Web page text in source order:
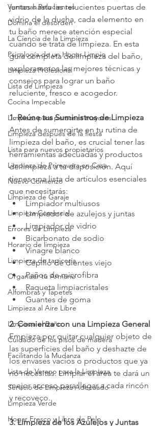
Ventanas Relucientes
Domina el desorden
La Ciencia de la Limpieza
Psicología de un Hogar Limpio
Limpieza Profesional
Lista de Limpieza
Cocina Impecable
Limpieza para personas mayores
Limpieza después de la fiesta
Lista para nuevos propietarios
Limpieza de Primavera en Casa
Nuevo Comienzo
Limpieza de Garaje
Limpieza Comercial
Errores de Limpieza
Horario de limpieza
Limpieza de tapicería
Organizar tu Armario
Alfombras y Tapetes
Limpieza al Aire Libre
Limpieza el Baño
Cuidado de los pisos de madera
Facilitando la Mudanza
Lista de Verano para la Limpieza
Servicio de Limpieza Adecuado
Limpieza Verde
Hogar Fresco y Libre de Pelo
juntas hasta las relucientes puertas de
vidrio de la ducha, cada elemento en
tu baño merece atención especial
cuando se trata de limpieza. En esta
guía completa de limpieza del baño,
exploraremos las mejores técnicas y
consejos para lograr un baño
reluciente, fresco e acogedor.
1. Reúne tus Suministros de Limpieza
Antes de sumergirte en tu rutina de
limpieza del baño, es crucial tener las
herramientas adecuadas y productos
de limpieza a tu disposición. Aquí
tienes una lista de artículos esenciales
que necesitarás:
Limpiador multiusos
Limpiador de azulejos y juntas
Limpiador de vidrio
Bicarbonato de sodio
Vinagre blanco
Cepillo de dientes viejo
Paños de microfibra
Raqueta limpiacristales
Guantes de goma
2. Comienza con una Limpieza General
Empieza por quitar cualquier objeto de
las superficies del baño y deshazte de
los envases vacíos o productos que ya
no necesitas. Limpiar el área te dará un
mejor acceso para llegar a cada rincón
y recoveco.
3. Limpieza de los Azulejos y Juntas